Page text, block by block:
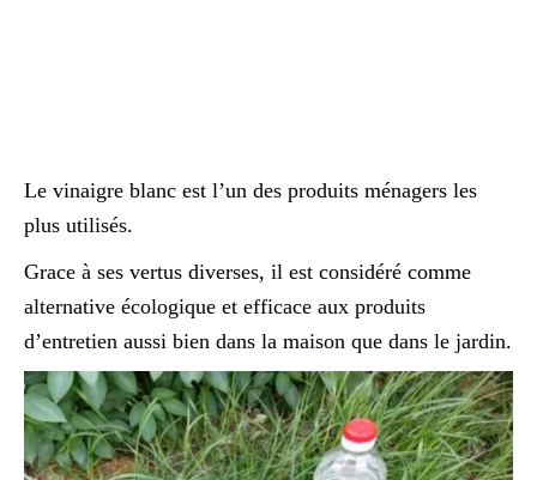
Le vinaigre blanc est l’un des produits ménagers les
plus utilisés.
Grace à ses vertus diverses, il est considéré comme
alternative écologique et efficace aux produits
d’entretien aussi bien dans la maison que dans le jardin.